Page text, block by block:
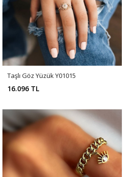
Taşlı Göz Yüzük Y01015
16.096 TL